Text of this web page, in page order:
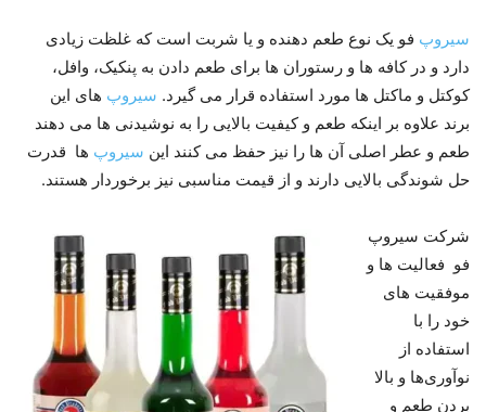
سیروپ فو یک نوع طعم دهنده و یا شربت است که غلظت زیادی
دارد و در کافه ها و رستوران ها برای طعم دادن به پنکیک، وافل،
کوکتل و ماکتل ها مورد استفاده قرار می گیرد. سیروپ های این
برند علاوه بر اینکه طعم و کیفیت بالایی را به نوشیدنی ها می دهند
طعم و عطر اصلی آن ها را نیز حفظ می کنند این سیروپ ها قدرت
حل شوندگی بالایی دارند و از قیمت مناسبی نیز برخوردار هستند.
شرکت سیروپ
فو فعالیت ها و
موفقیت های
خود را با
استفاده از
نوآوری‌ها و بالا
بردن طعم و